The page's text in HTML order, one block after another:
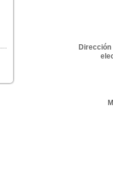
Dirección